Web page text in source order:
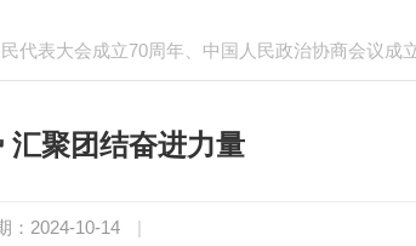
代表大会成立70周年、中国人民政治协商会议成
汇聚团结奋进力量
：2024-10-14 |